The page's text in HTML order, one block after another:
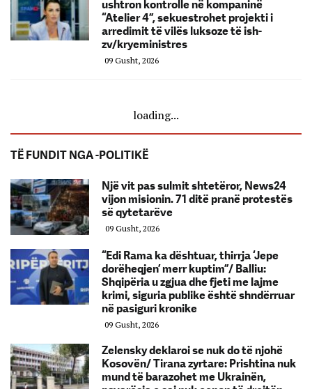
ushtron kontrolle në kompaninë
“Atelier 4”, sekuestrohet projekti i
arredimit të vilës luksoze të ish-
zv/kryeministres
09 Gusht, 2026
loading...
TË FUNDIT NGA -POLITIKË
Një vit pas sulmit shtetëror, News24
vijon misionin. 71 ditë pranë protestës
së qytetarëve
09 Gusht, 2026
“Edi Rama ka dështuar, thirrja ‘Jepe
dorëheqjen’ merr kuptim”/ Balliu:
Shqipëria u zgjua dhe fjeti me lajme
krimi, siguria publike është shndërruar
në pasiguri kronike
09 Gusht, 2026
Zelensky deklaroi se nuk do të njohë
Kosovën/ Tirana zyrtare: Prishtina nuk
mund të barazohet me Ukrainën,